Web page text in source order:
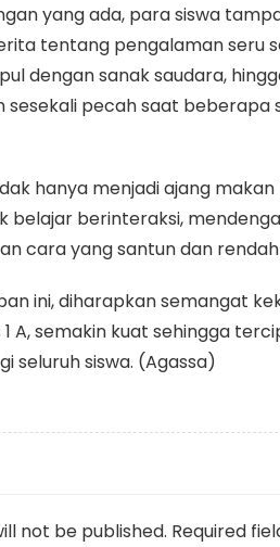
yang ada, para siswa
tentang pengalaman seru
dengan sanak saudara,
sesekali pecah saat
hanya menjadi ajang
belajar berinteraksi,
cara yang santun dan
ini, diharapkan semangat
1 A, semakin kuat sehingga
seluruh siswa. (Agassa)
not be published. Required